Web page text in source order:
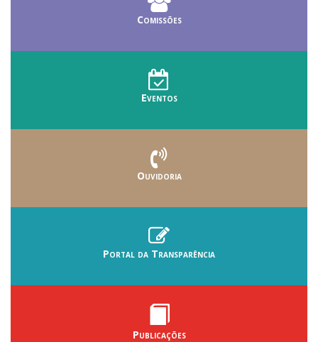
Comissões
Eventos
Ouvidoria
Portal da Transparência
Publicações